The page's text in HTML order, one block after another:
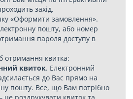
захід.
«Оформити замовлення».
пошту, або номер
пароля доступу в
отримання квитка:
квиток. Електронний
до Вас прямо на
пошту. Все, що Вам потрібно
це роздрукувати квиток та